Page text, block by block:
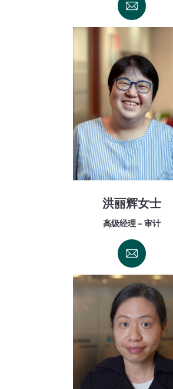
洪丽辉女士
高级经理 - 审计